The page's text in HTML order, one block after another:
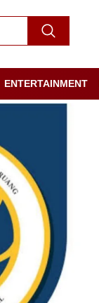
ENTERTAINMENT